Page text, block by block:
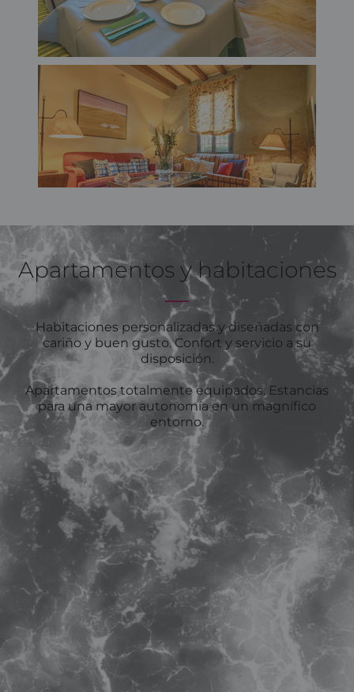
Apartamentos y habitaciones
Habitaciones personalizadas y diseñadas con
cariño y buen gusto. Confort y servicio a su
disposición.​
Apartamentos totalmente equipados. Estancias
para una mayor autonomía en un magnífico
entorno.​